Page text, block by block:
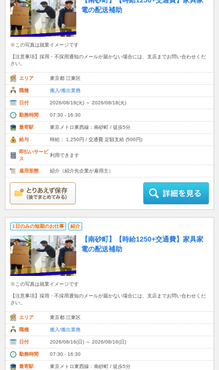
電の配送補助
※この写真は就業イメージです
【注意事項】採用・不採用通知のメールが届かない場合には、支店までお問い合わせくだ
さい。
エリア 東京都 江東区
職種 搬入/搬出業務
日付 2026/08/18(火) ～ 2026/08/18(火)
勤務時間 07:30 - 16:30
最寄駅 東京メトロ東西線：南砂町 / 徒歩5分
給与 時給： 1,250円 / 交通費 定額支給 (500円)
即払いサービ
ス
利用できます
雇用形態 紹介（紹介先企業が雇用主）
1日のみの短期のお仕事 紹介
【南砂町】【時給1250+交通費】家具家
電の配送補助
※この写真は就業イメージです
【注意事項】採用・不採用通知のメールが届かない場合には、支店までお問い合わせくだ
さい。
エリア 東京都 江東区
職種 搬入/搬出業務
日付 2026/08/16(日) ～ 2026/08/16(日)
勤務時間 07:30 - 16:30
最寄駅 東京メトロ東西線：南砂町 / 徒歩5分